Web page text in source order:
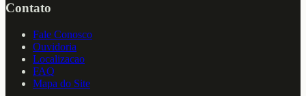
Contato
Fale Conosco
Ouvidoria
Localizacao
FAQ
Mapa do Site